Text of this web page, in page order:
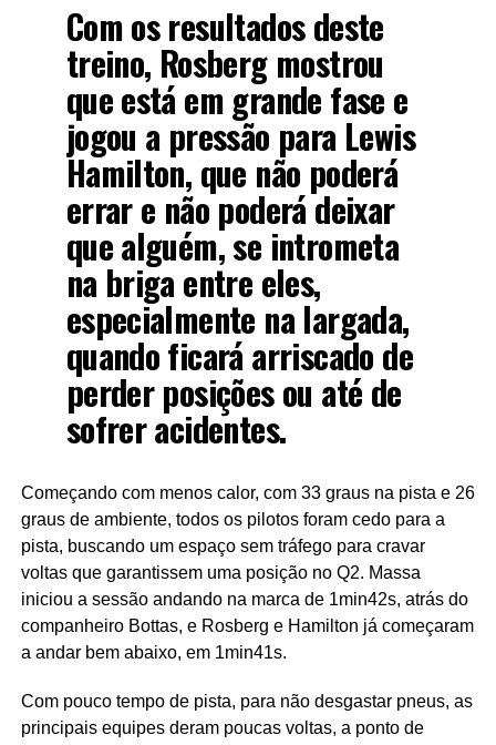
Com os resultados deste
treino, Rosberg mostrou
que está em grande fase e
jogou a pressão para Lewis
Hamilton, que não poderá
errar e não poderá deixar
que alguém, se intrometa
na briga entre eles,
especialmente na largada,
quando ficará arriscado de
perder posições ou até de
sofrer acidentes.
Começando com menos calor, com 33 graus na pista e 26
graus de ambiente, todos os pilotos foram cedo para a
pista, buscando um espaço sem tráfego para cravar
voltas que garantissem uma posição no Q2. Massa
iniciou a sessão andando na marca de 1min42s, atrás do
companheiro Bottas, e Rosberg e Hamilton já começaram
a andar bem abaixo, em 1min41s.
Com pouco tempo de pista, para não desgastar pneus, as
principais equipes deram poucas voltas, a ponto de